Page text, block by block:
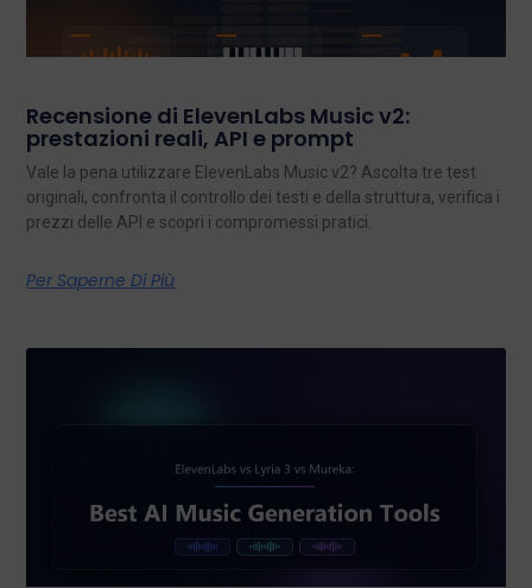
Recensione di ElevenLabs Music v2:
prestazioni reali, API e prompt
Vale la pena utilizzare ElevenLabs Music v2? Ascolta tre test
originali, confronta il controllo dei testi e della struttura, verifica i
prezzi delle API e scopri i compromessi pratici.
Per Saperne Di Più